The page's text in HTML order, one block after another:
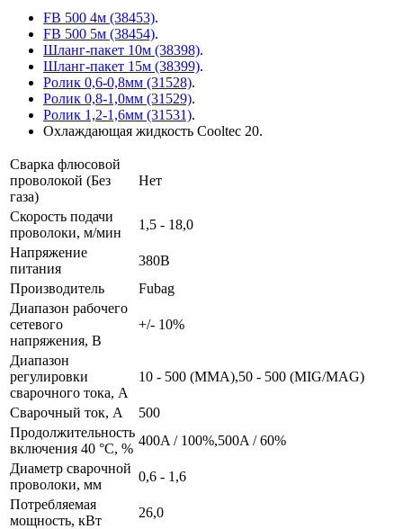
FB 500 4м (38453).
FB 500 5м (38454).
Шланг-пакет 10м (38398).
Шланг-пакет 15м (38399).
Ролик 0,6-0,8мм (31528).
Ролик 0,8-1,0мм (31529).
Ролик 1,2-1,6мм (31531).
Охлаждающая жидкость Cooltec 20.
Сварка флюсовой
проволокой (Без
газа)
Нет
Скорость подачи
проволоки, м/мин
1,5 - 18,0
Напряжение
питания
380В
Производитель
Fubag
Диапазон рабочего
сетевого
напряжения, B
+/- 10%
Диапазон
регулировки
сварочного тока, А
10 - 500 (MMA),50 - 500 (MIG/MAG)
Сварочный ток, А
500
Продолжительность
включения 40 °C, %
400A / 100%,500A / 60%
Диаметр сварочной
проволоки, мм
0,6 - 1,6
Потребляемая
мощность, кВт
26,0